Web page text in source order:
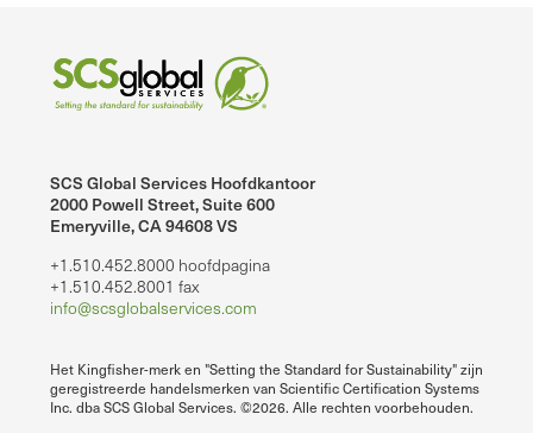
SCS Global Services Hoofdkantoor
2000 Powell Street, Suite 600
Emeryville, CA 94608 VS
+1.510.452.8000 hoofdpagina
+1.510.452.8001 fax
info@scsglobalservices.com
Het Kingfisher-merk en "Setting the Standard for Sustainability" zijn
geregistreerde handelsmerken van Scientific Certification Systems
Inc. dba SCS Global Services. ©2026. Alle rechten voorbehouden.